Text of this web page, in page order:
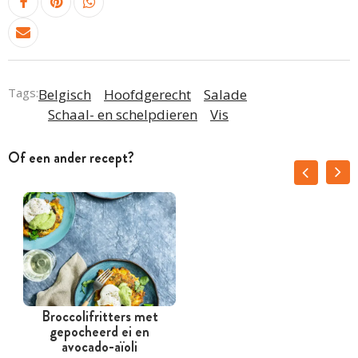
Tags:Belgisch Hoofdgerecht
Salade
Schaal- en schelpdieren
Vis
Of een ander recept?
Broccolifritters met
gepocheerd ei en
avocado-aïoli